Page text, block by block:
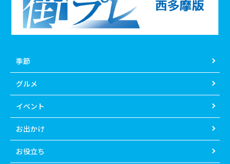
季節
グルメ
イベント
お出かけ
お役立ち